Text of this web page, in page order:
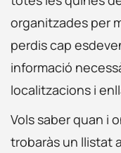
organitzades per
perdis cap
informació
localitzacions i
Vols saber quan i
trobaràs un llistat